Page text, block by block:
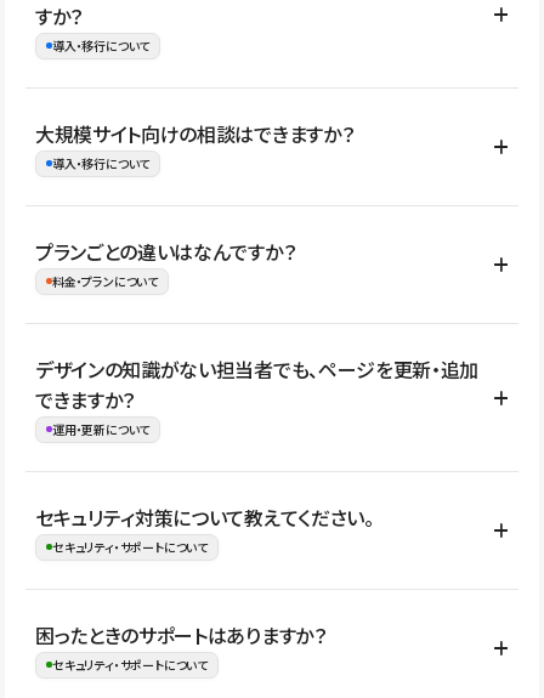
グ・メディア、イベントサイト、店舗・商品紹介サイト、ポートフ
ォリオなど幅広く制作できます。
すか？
導入・移行について
はい。既存サイトの構成やコンテンツ、URLを整理したうえで、
Studio上に再構築する形で移行できます。 WordPressの場合は、
イト全体のデザインや設定がそのまま移行されるわけではないた
め、移行後にページ構成やデザイン、CMS設計、URL・リダイレク
大規模サイト向けの相談はできますか？
導入・移行について
はい。アクセス規模が大きいサイトや、複数部門での運用、権限管
理、セキュリティ確認、既存システムとの連携など、個別の要件が
ない段階でも、お問い合わせください。
お問合せはこちら
プランごとの違いはなんですか？
料金・プランについて
公開ページ数、バージョン履歴の期間、CMS利用数の上限、権限
管理の有無などがプランごとに異なります。詳しくは料金プランペ
ージをご覧ください。
デザインの知識がない担当者でも、ページを更新・追加
できますか？
運用・更新について
はい。CMSやコンポーネントを活用して更新範囲を設計しておく
ことで、デザインを崩しにくい状態で運用できます。 さらにコン
ながらレイアウトに影響を与えずに更新作業を進めやすくなりま
す。
セキュリティ対策について教えてください。
セキュリティ・サポートについて
Studioでは、公開サイトやサービスを安全に利用できるよう、通信
の暗号化、データ保護、アクセス管理、脆弱性対策など、複数の観
困ったときのサポートはありますか？
セキュリティ・サポートについて